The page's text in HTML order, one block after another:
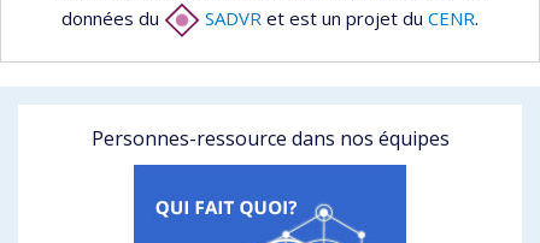
données du
SADVR et est un projet du CENR.
Personnes-ressource dans nos équipes